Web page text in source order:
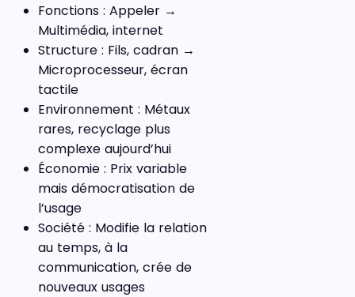
Fonctions : Appeler →
Multimédia, internet
Structure : Fils, cadran →
Microprocesseur, écran
tactile
Environnement : Métaux
rares, recyclage plus
complexe aujourd’hui
Économie : Prix variable
mais démocratisation de
l’usage
Société : Modifie la relation
au temps, à la
communication, crée de
nouveaux usages